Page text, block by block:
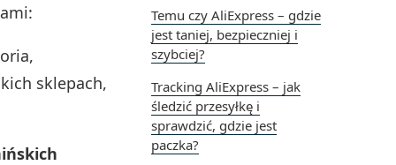
Temu czy AliExpress – gdzie
jest taniej, bezpieczniej i
szybciej?
Tracking AliExpress – jak
śledzić przesyłkę i
sprawdzić, gdzie jest
paczka?
sklepach,